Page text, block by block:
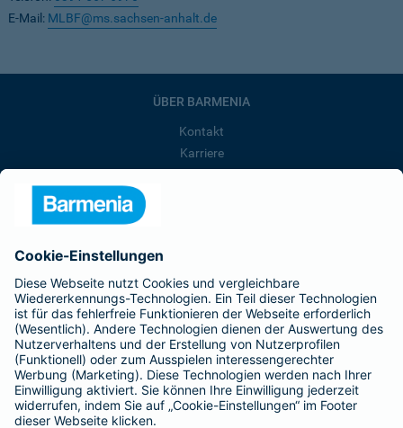
E-Mail: MLBF@ms.sachsen-anhalt.de
ÜBER BARMENIA
Kontakt
Karriere
Presse
Barmenia ist Teil der BarmeniaGothaer
BELIEBTE SEITEN
Kranken-Zusatzversicherung
Tierversicherungen
Haftpflichtversicherung
Hausratversicherung